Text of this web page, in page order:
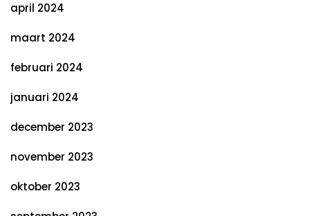
april 2024
maart 2024
februari 2024
januari 2024
december 2023
november 2023
oktober 2023